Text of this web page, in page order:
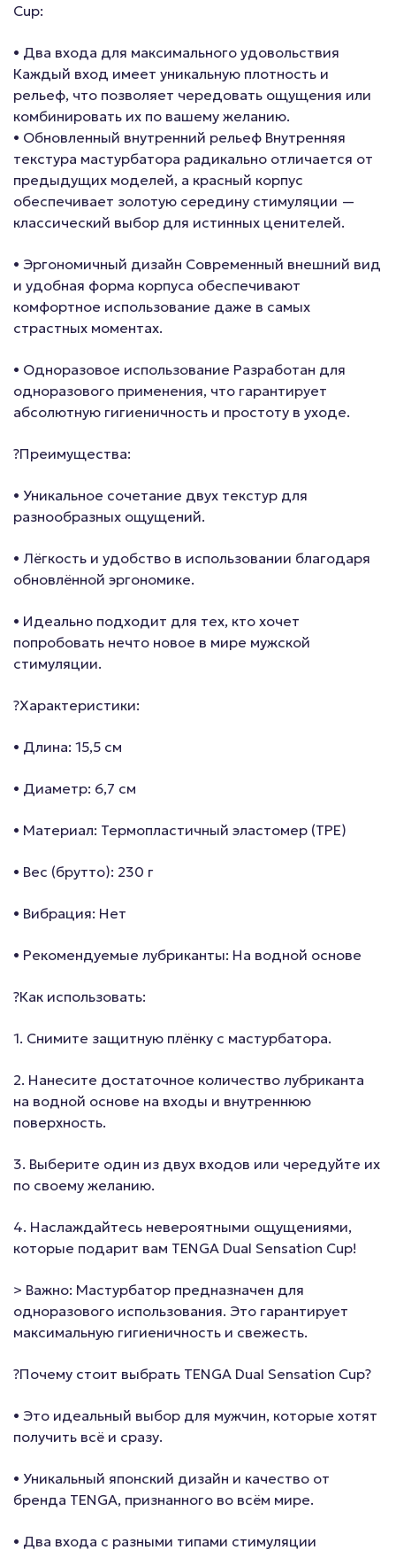
Cup:
• Два входа для максимального удовольствия
Каждый вход имеет уникальную плотность и
рельеф, что позволяет чередовать ощущения или
комбинировать их по вашему желанию.
• Обновленный внутренний рельеф Внутренняя
текстура мастурбатора радикально отличается от
предыдущих моделей, а красный корпус
обеспечивает золотую середину стимуляции —
классический выбор для истинных ценителей.
• Эргономичный дизайн Современный внешний вид
и удобная форма корпуса обеспечивают
комфортное использование даже в самых
страстных моментах.
• Одноразовое использование Разработан для
одноразового применения, что гарантирует
абсолютную гигиеничность и простоту в уходе.
?Преимущества:
• Уникальное сочетание двух текстур для
разнообразных ощущений.
• Лёгкость и удобство в использовании благодаря
обновлённой эргономике.
• Идеально подходит для тех, кто хочет
попробовать нечто новое в мире мужской
стимуляции.
?Характеристики:
• Длина: 15,5 см
• Диаметр: 6,7 см
• Материал: Термопластичный эластомер (TPE)
• Вес (брутто): 230 г
• Вибрация: Нет
• Рекомендуемые лубриканты: На водной основе
?Как использовать:
1. Снимите защитную плёнку с мастурбатора.
2. Нанесите достаточное количество лубриканта
на водной основе на входы и внутреннюю
поверхность.
3. Выберите один из двух входов или чередуйте их
по своему желанию.
4. Наслаждайтесь невероятными ощущениями,
которые подарит вам TENGA Dual Sensation Cup!
> Важно: Мастурбатор предназначен для
одноразового использования. Это гарантирует
максимальную гигиеничность и свежесть.
?Почему стоит выбрать TENGA Dual Sensation Cup?
• Это идеальный выбор для мужчин, которые хотят
получить всё и сразу.
• Уникальный японский дизайн и качество от
бренда TENGA, признанного во всём мире.
• Два входа с разными типами стимуляции